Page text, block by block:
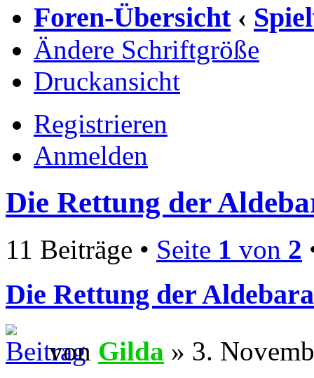
Foren-Übersicht ‹
Ändere Schriftgröße
Druckansicht
Registrieren
Anmelden
Die Rettung der
11 Beiträge • Seite 1 von 2
Die Rettung der
von Gilda » 3.